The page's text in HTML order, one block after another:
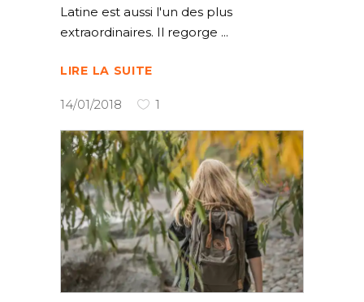
Latine est aussi l'un des plus
extraordinaires. Il regorge
LIRE LA SUITE
14/01/2018 1